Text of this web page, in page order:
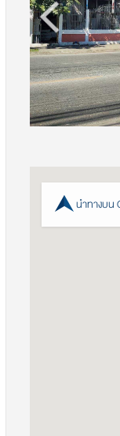
นำทางบน